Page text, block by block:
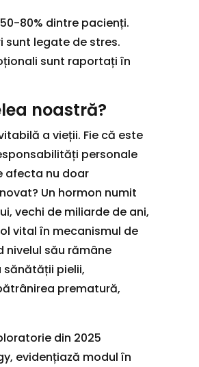
80% dintre pacienți.
sunt legate de stres.
sunt raportați în
noastră?
a vieții. Fie că este
personale
afecta nu doar
Un hormon numit
vechi de miliarde de ani,
vital în mecanismul de
său rămâne
pielii,
prematură,
din 2025
evidențiază modul în